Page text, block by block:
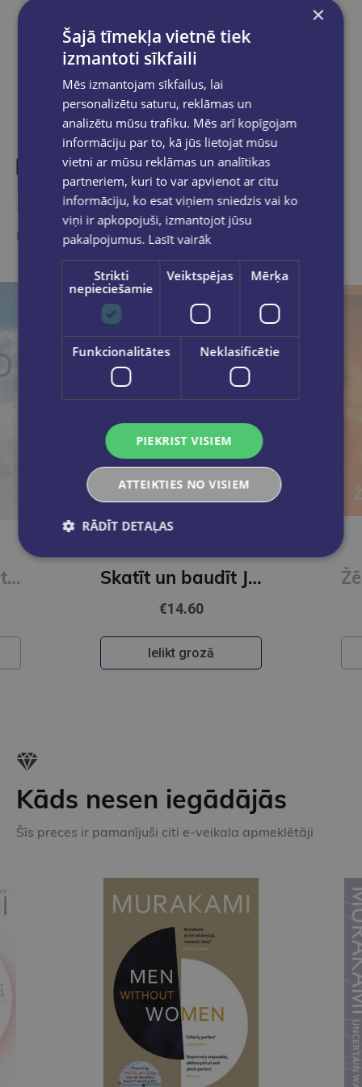
Dalies sociālajos tīklos:
Līdzīgas preces
Ieskaties, varbūt noder
Piedzīvo Jēzu patiesi Skatīt un baudīt Jēzu Kristu
€14.60
Ielikt grozā
Kāds nesen iegādājās
Šīs preces ir pamanījuši citi e-veikala apmeklētāji
×
Šajā tīmekļa vietnē tiek
izmantoti sīkfaili
Mēs izmantojam sīkfailus, lai
personalizētu saturu, reklāmas un
analizētu mūsu trafiku. Mēs arī kopīgojam
informāciju par to, kā jūs lietojat mūsu
vietni ar mūsu reklāmas un analītikas
partneriem, kuri to var apvienot ar citu
informāciju, ko esat viņiem sniedzis vai ko
viņi ir apkopojuši, izmantojot jūsu
pakalpojumus. Lasīt vairāk
Strikti
nepieciešamie
Veiktspējas Mērķa
Funkcionalitātes Neklasificētie
PIEKRIST VISIEM
ATTEIKTIES NO VISIEM
RĀDĪT DETAĻAS